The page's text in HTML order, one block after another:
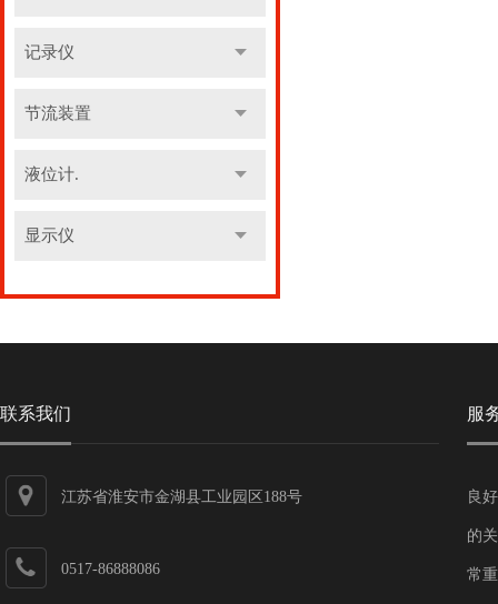
记录仪
节流装置
液位计.
显示仪
联系我们
江苏省淮安市金湖县工业园区188号
0517-86888086
服
良
的
常